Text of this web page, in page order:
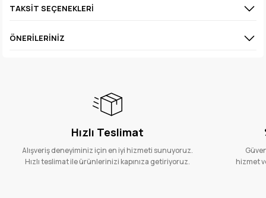
TAKSIT SEÇENEKLERI
ÖNERILERINIZ
Hızlı Teslimat
Alışveriş deneyiminiz için en iyi hizmeti sunuyoruz.
Hızlı teslimat ile ürünlerinizi kapınıza getiriyoruz.
hizmet